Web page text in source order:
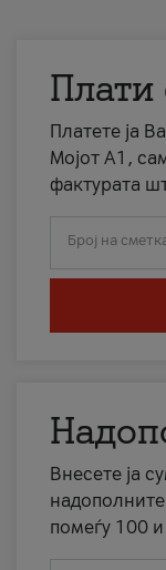
Плати
Платете ја
Мојот А1,
фактурата
Број на
Внесете ја
помеѓу 100